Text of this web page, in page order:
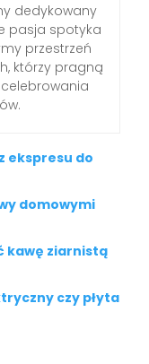
dedykowany
pasja spotyka
przestrzeń
którzy pragną
celebrowania
ekspresu do
domowymi
kawę ziarnistą
czy płyta